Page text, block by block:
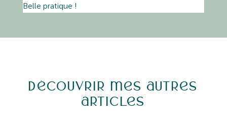
Belle pratique !
Découvrir mes autres
articles